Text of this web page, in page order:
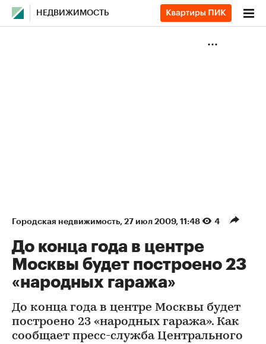
НЕДВИЖИМОСТЬ
Городская недвижимость⁠, 27 июл 2009, 11:48 4
До конца года в центре
Москвы будет построено 23
«народных гаража»
До конца года в центре Москвы будет
построено 23 «народных гаража». Как
сообщает пресс-служба Центрального